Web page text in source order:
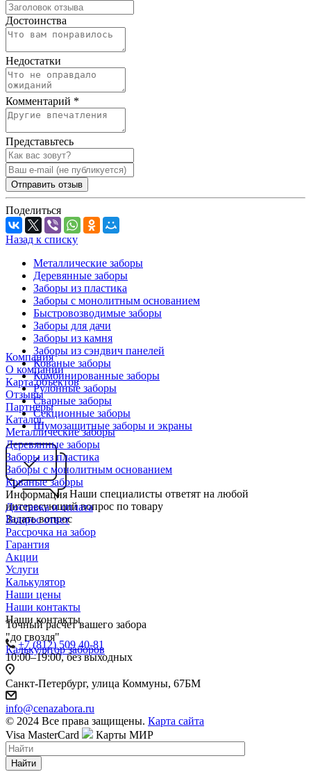
Достоинства
Недостатки
Комментарий *
Представьтесь
Отправить отзыв
Поделиться
Назад к списку
Металлические заборы
Деревянные заборы
Заборы из пластика
Заборы с монолитным основанием
Быстровозводимые заборы
Заборы для дачи
Заборы из камня
Заборы из сэндвич панелей
Кованые заборы
Комбинированные заборы
Рулонные заборы
Сварные заборы
Секционные заборы
Шумозащитные заборы и экраны
Наши специалисты ответят на любой
интересующий вопрос по товару
Задать вопрос
Точный расчет вашего забора
"до гвоздя"
Калькулятор заборов
Компания
О компании
Карта объектов
Отзывы
Партнеры
Каталог
Металлические заборы
Деревянные заборы
Заборы из пластика
Заборы с монолитным основанием
Кованые заборы
Информация
Доставка и оплата
Вопрос ответ
Рассрочка на забор
Гарантия
Акции
Услуги
Калькулятор
Наши цены
Наши контакты
Наши контакты
+7 (812) 509 40-81
10:00–19:00, без выходных
Санкт-Петербург, улица Коммуны, 67БМ
info@cenazabora.ru
© 2024 Все права защищены. Карта сайта
Visa MasterCard Карты МИР
Найти